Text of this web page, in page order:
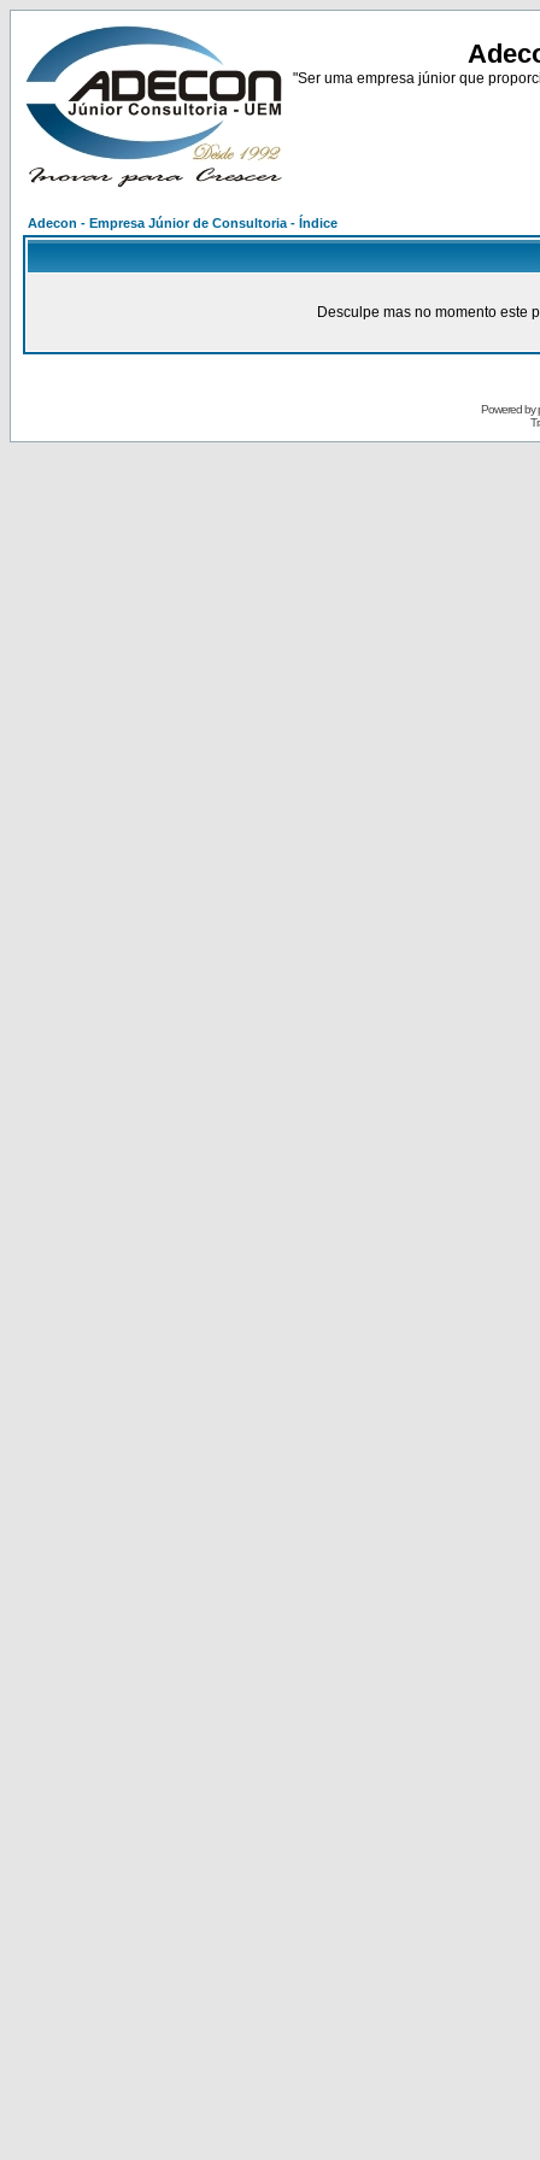
"Ser uma empresa júnior que
Adecon - Empresa Júnior de Consultoria - Índice
Desculpe mas no momento este
Powered by